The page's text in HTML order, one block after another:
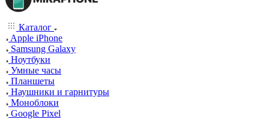
Каталог
Apple iPhone
Samsung Galaxy
Ноутбуки
Умные часы
Планшеты
Наушники и гарнитуры
Моноблоки
Google Pixel